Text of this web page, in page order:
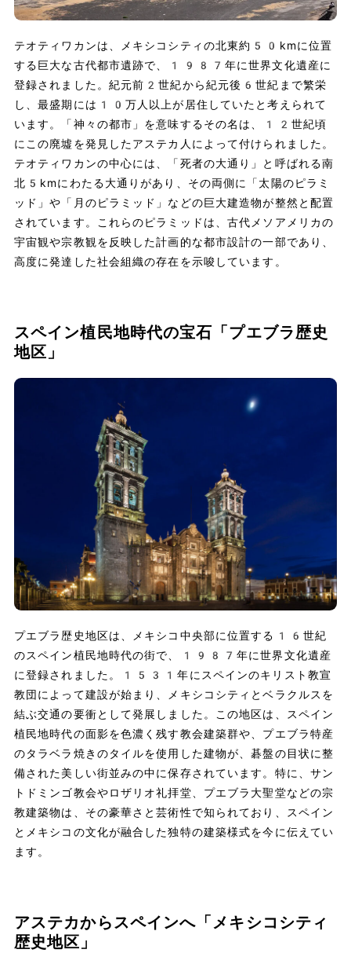
テオティワカンは、メキシコシティの北東約50kmに位置
する巨大な古代都市遺跡で、1987年に世界文化遺産に
登録されました。紀元前2世紀から紀元後6世紀まで繁栄
し、最盛期には10万人以上が居住していたと考えられて
います。「神々の都市」を意味するその名は、12世紀頃
にこの廃墟を発見したアステカ人によって付けられました。
テオティワカンの中心には、「死者の大通り」と呼ばれる南
北5kmにわたる大通りがあり、その両側に「太陽のピラミ
ッド」や「月のピラミッド」などの巨大建造物が整然と配置
されています。これらのピラミッドは、古代メソアメリカの
宇宙観や宗教観を反映した計画的な都市設計の一部であり、
高度に発達した社会組織の存在を示唆しています。
スペイン植民地時代の宝石「プエブラ歴史
地区」
プエブラ歴史地区は、メキシコ中央部に位置する16世紀
のスペイン植民地時代の街で、1987年に世界文化遺産
に登録されました。1531年にスペインのキリスト教宣
教団によって建設が始まり、メキシコシティとベラクルスを
結ぶ交通の要衝として発展しました。この地区は、スペイン
植民地時代の面影を色濃く残す教会建築群や、プエブラ特産
のタラベラ焼きのタイルを使用した建物が、碁盤の目状に整
備された美しい街並みの中に保存されています。特に、サン
トドミンゴ教会やロザリオ礼拝堂、プエブラ大聖堂などの宗
教建築物は、その豪華さと芸術性で知られており、スペイン
とメキシコの文化が融合した独特の建築様式を今に伝えてい
ます。
アステカからスペインへ「メキシコシティ
歴史地区」